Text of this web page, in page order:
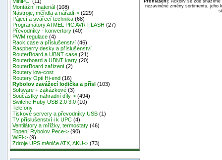
Montážní materiál (108)
Nástroje, měřidla a nářadí-> (229)
Pájecí a svářecí technika (68)
Programátory ATMEL PIC AVR FLASH (27)
Převodníky - konvertory (40)
PWM regulace (4)
Rack case a příslušenství (46)
Raspberry desky a příslušenství
RouterBoard a UBNT case (21)
Routerboard a UBNT karty (20)
RouterBoard zařízení (2)
Routery low-cost
Routery Opti Hi-end (16)
Rybolov zavážecí lodička a přísl (103)
Software + zakázkové (3)
Součástky náhradní díly-> (494)
Switche Huby USB 2.0 3.0 (10)
Telefony
Tiskové servery a převodníky USB (1)
TV příslušenství i k UPC (4)
Ventilátory a mřížky, termostaty (46)
Topení Rybolov Pece-> (90)
WiFi-> (9)
Zdroje UPS měniče ATX, AKU-> (73)
nezaviněné změny sortimentu, jeho